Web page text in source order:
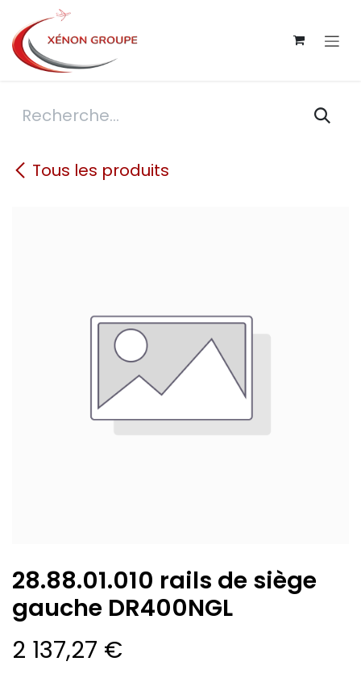
Se rendre au contenu
Tous les produits
28.88.01.010 rails de siège
gauche DR400NGL
2 137,27 €